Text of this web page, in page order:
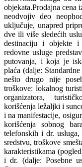
objekata.Prodajna cena
neodvojiv deo
uključuje, unapred
dve ili više sledećih
destinaciju i objekte i
redovne usluge
putovanja, i koja je
plaća (dalje:
nešto drugo nije
troškove: lokalnog
organizatora,
korišćenja ležaljki i
i na manifestacije,
korišćenja sobnog
telefonskih i dr. usluga,
sredstvu, troškove
karakteristikama
i dr. (dalje: Posebne